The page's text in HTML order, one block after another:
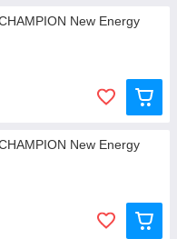
New Energy
New Energy